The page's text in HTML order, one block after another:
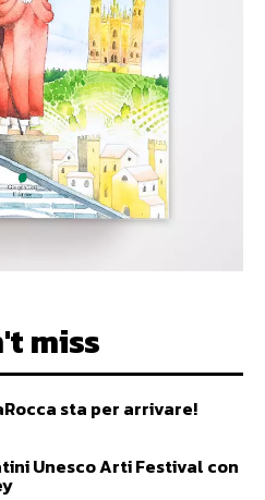
miss
sta per arrivare!
Unesco Arti Festival con